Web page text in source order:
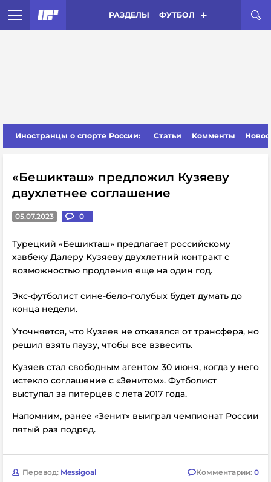
РАЗДЕЛЫ ФУТБОЛ
Иностранцы о спорте России: Статьи Комменты
«Бешикташ» предложил Кузяеву
двухлетнее соглашение
05.07.2023 0
Турецкий «Бешикташ» предлагает российскому
хавбеку Далеру Кузяеву двухлетний контракт с
возможностью продления еще на один год.
Экс-футболист сине-бело-голубых будет думать до
конца недели.
Уточняется, что Кузяев не отказался от трансфера, но
решил взять паузу, чтобы все взвесить.
Кузяев стал свободным агентом 30 июня, когда у него
истекло соглашение с «Зенитом». Футболист
выступал за питерцев с лета 2017 года.
Напомним, ранее «Зенит» выиграл чемпионат России
пятый раз подряд.
Перевод: Messigoal Комментарии: 0